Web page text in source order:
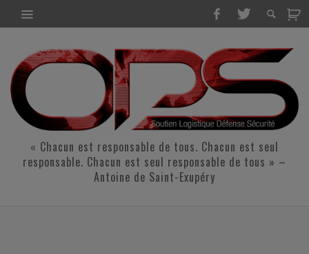
« Chacun est responsable de tous. Chacun est seul
responsable. Chacun est seul responsable de tous » –
Antoine de Saint-Exupéry